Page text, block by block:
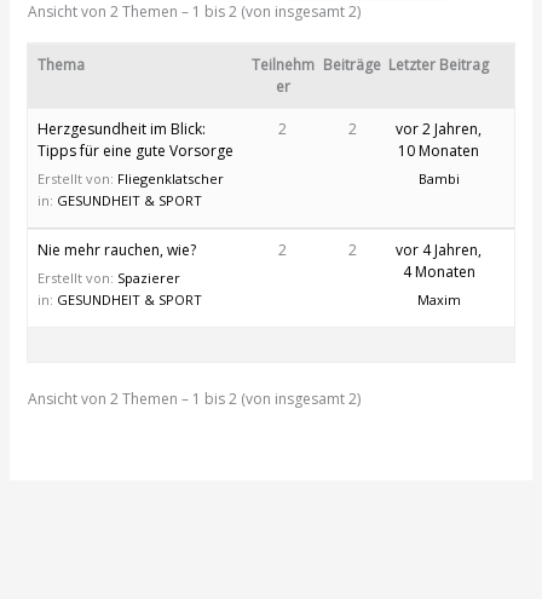
Ansicht von 2 Themen – 1 bis 2 (von insgesamt 2)
Thema
Teilnehm
er
Beiträge Letzter Beitrag
Herzgesundheit im Blick:
Tipps für eine gute Vorsorge
Erstellt von: Fliegenklatscher
in: GESUNDHEIT & SPORT
2 2
vor 2 Jahren,
10 Monaten
Bambi
Nie mehr rauchen, wie?
Erstellt von: Spazierer
in: GESUNDHEIT & SPORT
2 2
vor 4 Jahren,
4 Monaten
Maxim
Ansicht von 2 Themen – 1 bis 2 (von insgesamt 2)